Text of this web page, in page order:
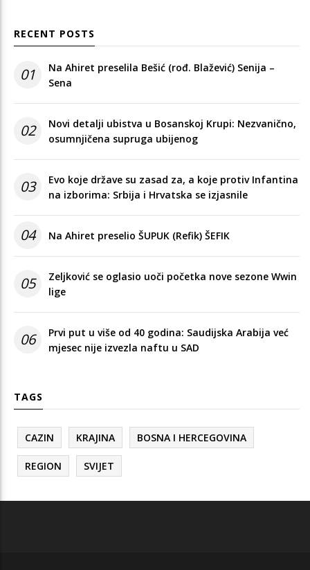
RECENT POSTS
01
Na Ahiret preselila Bešić (rođ. Blažević) Senija –
Sena
02
Novi detalji ubistva u Bosanskoj Krupi: Nezvanično,
osumnjičena supruga ubijenog
03
Evo koje države su zasad za, a koje protiv Infantina
na izborima: Srbija i Hrvatska se izjasnile
04 Na Ahiret preselio ŠUPUK (Refik) ŠEFIK
05
Zeljković se oglasio uoči početka nove sezone Wwin
lige
06
Prvi put u više od 40 godina: Saudijska Arabija već
mjesec nije izvezla naftu u SAD
TAGS
CAZIN KRAJINA BOSNA I HERCEGOVINA
REGION SVIJET